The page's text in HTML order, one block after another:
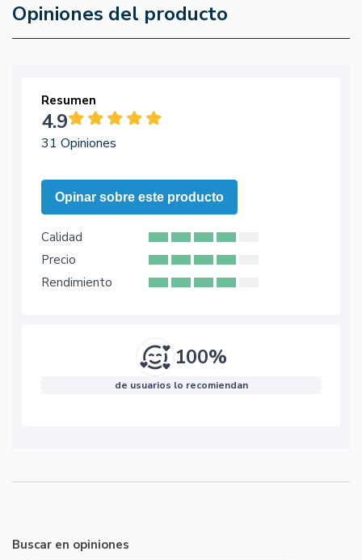
Opiniones del producto
Resumen
4.9
31 Opiniones
Opinar sobre este producto
Calidad
Precio
Rendimiento
100%
de usuarios lo recomiendan
Buscar en opiniones